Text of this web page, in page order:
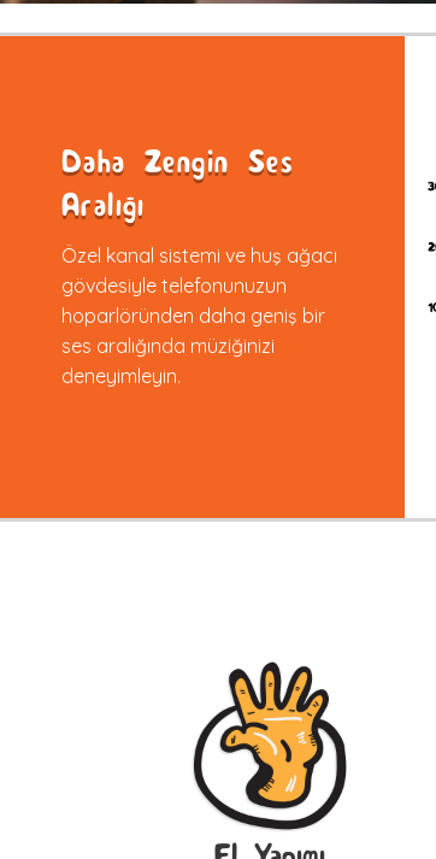
Daha Zengin Ses
Aralığı
Özel kanal sistemi ve huş ağacı
gövdesiyle telefonunuzun
hoparlöründen daha geniş bir
ses aralığında müziğinizi
deneyimleyin.